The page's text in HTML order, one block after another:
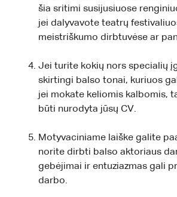
šia sritimi susijusiuose
jei dalyvavote teatrų
meistriškumo dirbtuvėse ar
Jei turite kokių nors specialių
skirtingi balso tonai, kuriuos
jei mokate keliomis kalbomis,
būti nurodyta jūsų CV.
Motyvaciniame laiške galite
norite dirbti balso aktoriaus
gebėjimai ir entuziazmas gali
darbo.